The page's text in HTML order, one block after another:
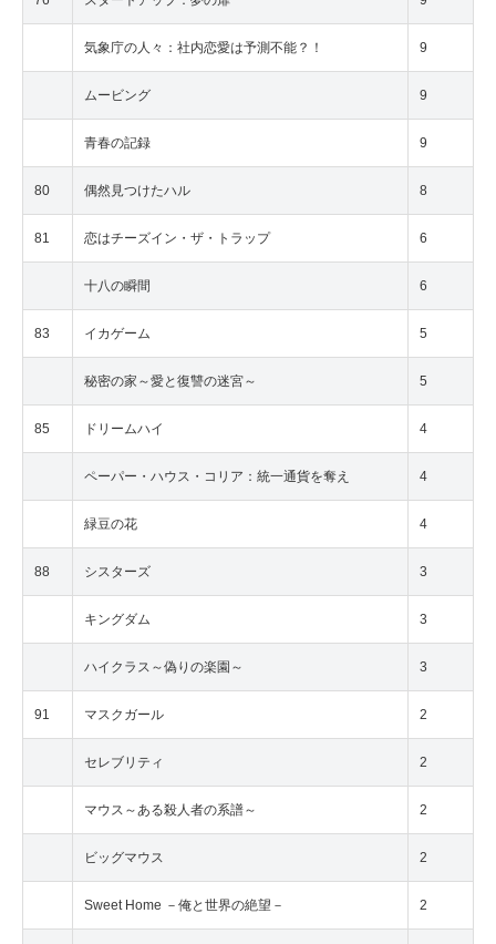
気象庁の人々：社内恋愛は予測不能？！ 9
ムービング 9
青春の記録 9
80 偶然見つけたハル 8
81 恋はチーズイン・ザ・トラップ 6
十八の瞬間 6
83 イカゲーム 5
秘密の家～愛と復讐の迷宮～ 5
85 ドリームハイ 4
ペーパー・ハウス・コリア：統一通貨を奪え 4
緑豆の花 4
88 シスターズ 3
キングダム 3
ハイクラス～偽りの楽園～ 3
91 マスクガール 2
セレブリティ 2
マウス～ある殺人者の系譜～ 2
ビッグマウス 2
Sweet Home －俺と世界の絶望－ 2